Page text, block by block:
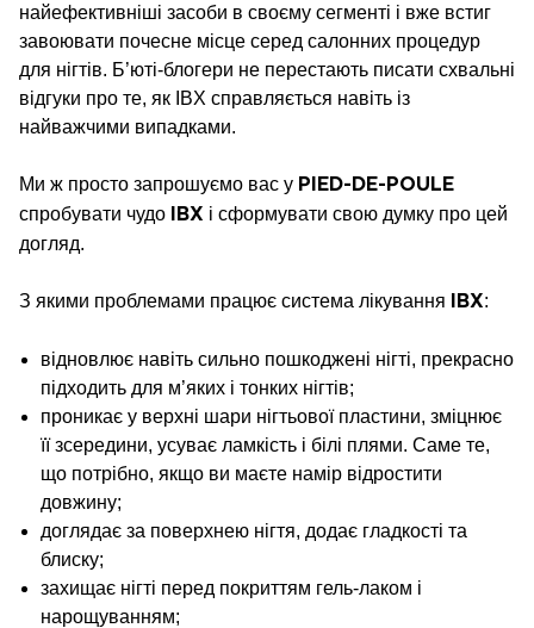
найефективніші засоби в своєму сегменті і вже встиг
завоювати почесне місце серед салонних процедур
для нігтів. Б’юті-блогери не перестають писати схвальні
відгуки про те, як IBX справляється навіть із
найважчими випадками.
Ми ж просто запрошуємо вас у PIED-DE-POULE
спробувати чудо IBX і сформувати свою думку про цей
догляд.
З якими проблемами працює система лікування IBX:
відновлює навіть сильно пошкоджені нігті, прекрасно
підходить для м’яких і тонких нігтів;
проникає у верхні шари нігтьової пластини, зміцнює
її зсередини, усуває ламкість і білі плями. Саме те,
що потрібно, якщо ви маєте намір відростити
довжину;
доглядає за поверхнею нігтя, додає гладкості та
блиску;
захищає нігті перед покриттям гель-лаком і
нарощуванням;